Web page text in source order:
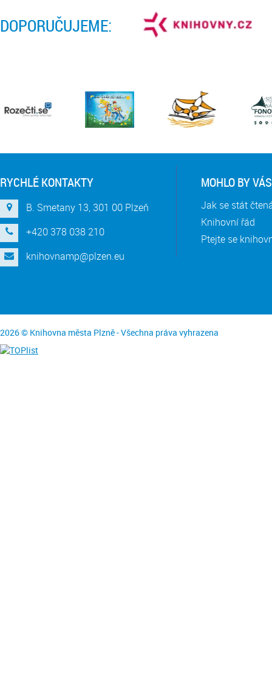
DOPORUČUJEME:
RYCHLÉ KONTAKTY
B. Smetany 13, 301 00 Plzeň
+420 378 038 210
knihovnamp@plzen.eu
MOHLO BY
Jak se stát
Knihovní řád
Ptejte se
2026 © Knihovna města Plzně - Všechna práva vyhrazena